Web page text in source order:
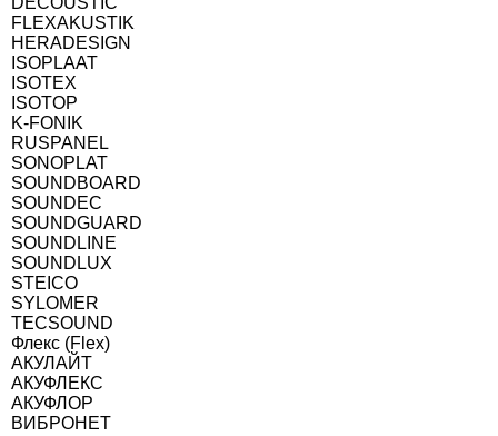
FLEXAKUSTIK
HERADESIGN
ISOPLAAT
ISOTEX
ISOTOP
K-FONIK
RUSPANEL
SONOPLAT
SOUNDBOARD
SOUNDEC
SOUNDGUARD
SOUNDLINE
SOUNDLUX
STEICO
SYLOMER
TECSOUND
Флекс (Flex)
АКУЛАЙТ
АКУФЛЕКС
АКУФЛОР
ВИБРОНЕТ